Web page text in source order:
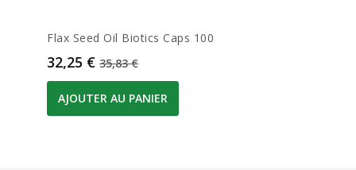
Flax Seed Oil Biotics Caps 100
Prix
32,25 € Prix de base
35,83 €
AJOUTER AU PANIER